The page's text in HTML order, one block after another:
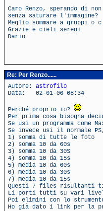
Caro Renzo, sperando di
senza saturare l'immagine?
Meglio sommare a gruppi o
Grazie e cieli sereni
Dario
Re: Per Renzo......
Autore: astrofilo
Data: 02-01-06 08:34
Perché proprio io?
Per prima cosa bisogna
Se usi un programma
Se invece usi il normale
1) somma di tutte le foto
2) somma 10 da 60s
3) somma 10 da 30S
4) somma 10 da 15s
5) media 10 da 60s
6) media 10 da 30s
7) media 10 da 15s
Questi 7 files risultanti ti
Li porti tutti su vari livelli
Poi elimini con lo
Ho già dato i link per la